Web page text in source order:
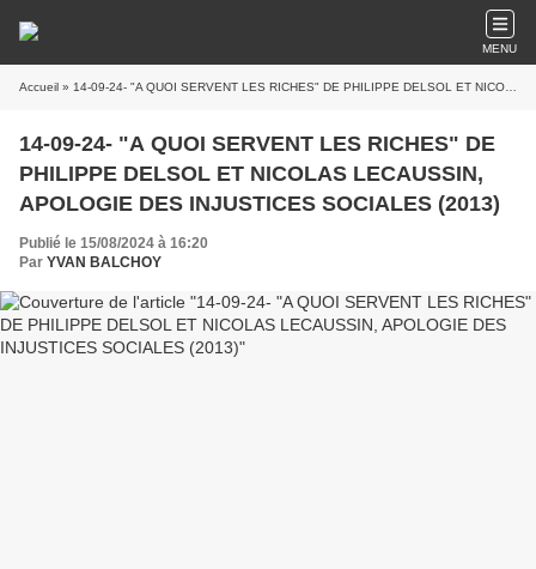
MENU
Accueil » 14-09-24- "A QUOI SERVENT LES RICHES" DE PHILIPPE DELSOL ET NICOLAS LECAUSSIN, APOLOGIE DES INJUSTICES SOCIALES (2013)
14-09-24- "A QUOI SERVENT LES RICHES" DE
PHILIPPE DELSOL ET NICOLAS LECAUSSIN,
APOLOGIE DES INJUSTICES SOCIALES (2013)
Publié le 15/08/2024 à 16:20
Par YVAN BALCHOY